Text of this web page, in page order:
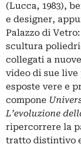
(Lucca, 1983),
e designer,
Palazzo di
scultura
collegati a
video di sue live
esposte vere e
compone
L’evoluzione
ripercorrere la
tratto distintivo